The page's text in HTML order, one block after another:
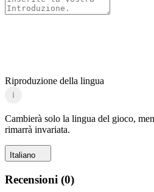
Riproduzione della lingua
i
Cambierà solo la lingua del gioco,
rimarrà invariata.
Italiano
Recensioni (0)